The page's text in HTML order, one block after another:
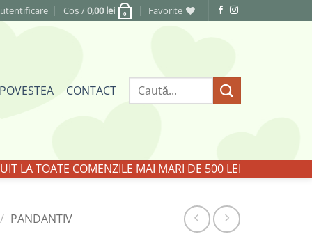
Coș /0,00lei 0 Favorite
POVESTEA CONTACT
Caută
după:
LA TOATE COMENZILE MAI MARI DE 500 LEI
/ PANDANTIV